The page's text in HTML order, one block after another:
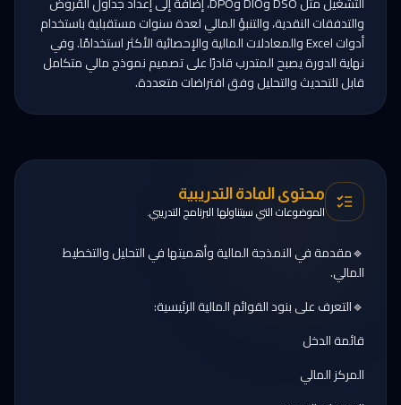
والتدفقات النقدية، والتنبؤ المالي لعدة سنوات مستقبلية باستخدام
أدوات Excel والمعادلات المالية والإحصائية الأكثر استخدامًا. وفي
نهاية الدورة يصبح المتدرب قادرًا على تصميم نموذج مالي متكامل
قابل للتحديث والتحليل وفق افتراضات متعددة.
محتوى المادة التدريبية
الموضوعات التي سيتناولها البرنامج التدريبي.
🔹مقدمة في النمذجة المالية وأهميتها في التحليل والتخطيط
المالي.
🔹التعرف على بنود القوائم المالية الرئيسية:
قائمة الدخل
المركز المالي